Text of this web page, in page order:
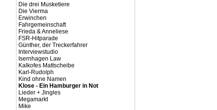
Die drei Musketiere
Die Vierma
Erwinchen
Fahrgemeinschaft
Frieda & Anneliese
FSR-Hitparade
Günther, der Treckerfahrer
Interviewstudio
Isernhagen Law
Kalkofes Mattscheibe
Karl-Rudolph
Kind ohne Namen
Klose - Ein Hamburger in Not
Lieder + Jingles
Megamarkt
Mike